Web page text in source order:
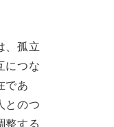
、孤立
につな
であ
とのつ
整する